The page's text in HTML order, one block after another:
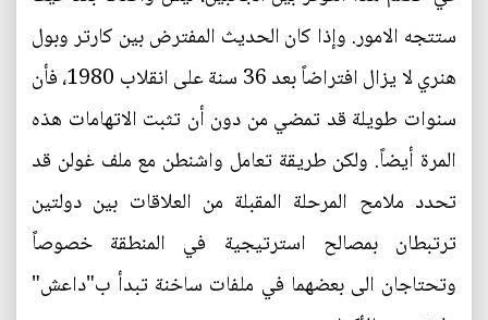
ستتجه الامور. وإذا كان الحديث المفترض بين كارتر وبول
هنري لا يزال افتراضاً بعد 36 سنة على انقلاب 1980، فأن
سنوات طويلة قد تمضي من دون أن تثبت الاتهامات هذه
المرة أيضاً. ولكن طريقة تعامل واشنطن مع ملف غولن قد
تحدد ملامح المرحلة المقبلة من العلاقات بين دولتين
ترتبطان بمصالح استرتيجية في المنطقة خصوصاً
وتحتاجان الى بعضهما في ملفات ساخنة تبدأ ب"داعش"